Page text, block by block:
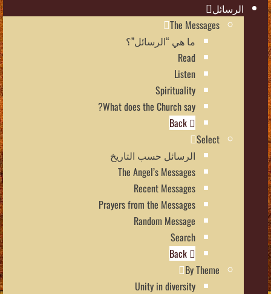
الرسائل
The Messages
ما هي “الرسائل”؟
Read
Listen
Spirituality
What does the Church say?
Select
الرسائل حسب التاريخ
The Angel’s Messages
Recent Messages
Prayers from the Messages
Random Message
Search
By Theme
Unity in diversity